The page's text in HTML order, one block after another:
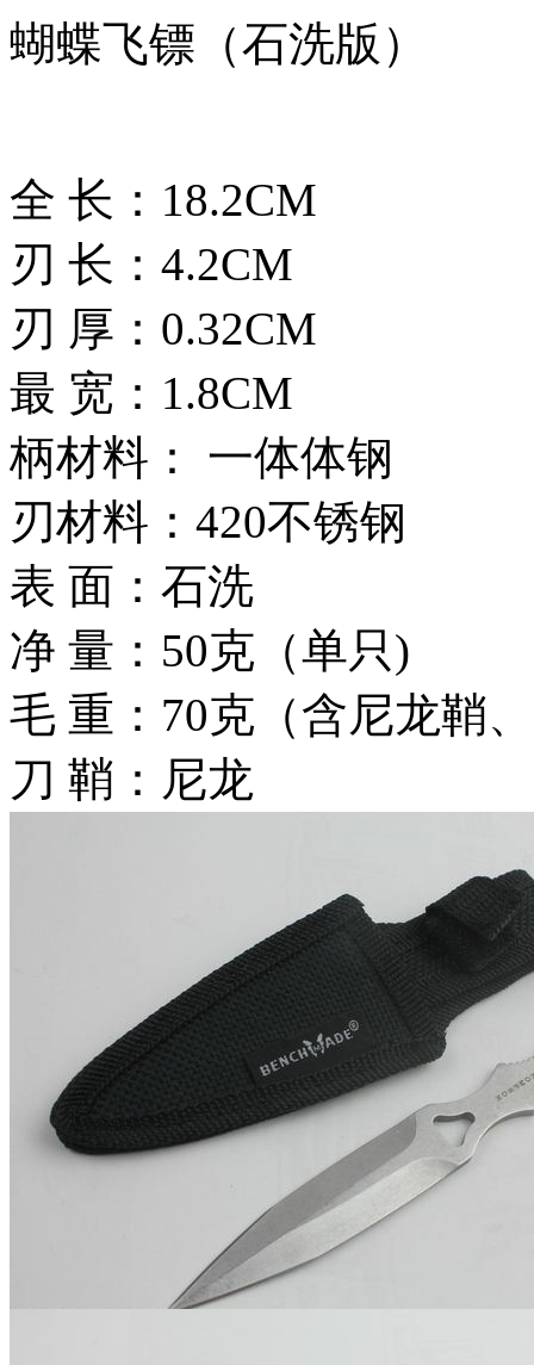
蝴蝶飞镖（石洗版）
全 长：18.2CM
刃 长：4.2CM
刃 厚：0.32CM
最 宽：1.8CM
柄材料： 一体体钢
刃材料：420不锈钢
表 面：石洗
净 量：50克（单只)
毛 重：70克（含尼龙鞘
刀 鞘：尼龙